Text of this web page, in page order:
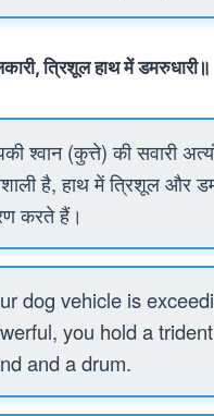
त्रिशूल हाथ में डमरुधारी॥
श्वान (कुत्ते) की सवारी
है, हाथ में त्रिशूल और
करते हैं।
dog vehicle is
you hold a
and a drum.